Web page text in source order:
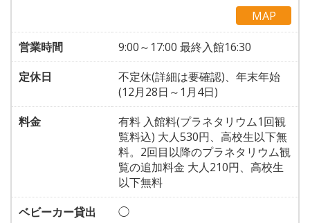
MAP
営業時間
9:00～17:00 最終入館16:30
定休日
不定休(詳細は要確認)、年末年始
(12月28日～1月4日)
料金
有料 入館料(プラネタリウム1回観
覧料込) 大人530円、高校生以下無
料。2回目以降のプラネタリウム観
覧の追加料金 大人210円、高校生
以下無料
ベビーカー貸出
◯